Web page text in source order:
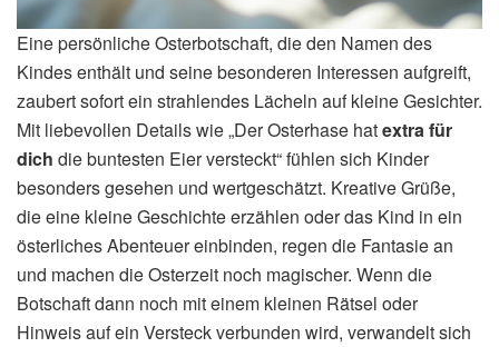
Eine persönliche Osterbotschaft, die den Namen des
Kindes enthält und seine besonderen Interessen aufgreift,
zaubert sofort ein strahlendes Lächeln auf kleine Gesichter.
Mit liebevollen Details wie „Der Osterhase hatextra für
dich die buntesten Eier versteckt“ fühlen sich Kinder
besonders gesehen und wertgeschätzt. Kreative Grüße,
die eine kleine Geschichte erzählen oder das Kind in ein
österliches Abenteuer einbinden, regen die Fantasie an
und machen die Osterzeit noch magischer. Wenn die
Botschaft dann noch mit einem kleinen Rätsel oder
Hinweis auf ein Versteck verbunden wird, verwandelt sich